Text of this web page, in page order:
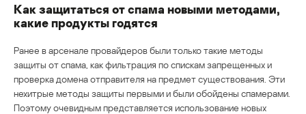
Как защитаться от спама новыми методами,
какие продукты годятся
Ранее в арсенале провайдеров были только такие методы
защиты от спама, как фильтрация по спискам запрещенных и
проверка домена отправителя на предмет существования. Эти
нехитрые методы защиты первыми и были обойдены спамерами.
Поэтому очевидным представляется использование новых